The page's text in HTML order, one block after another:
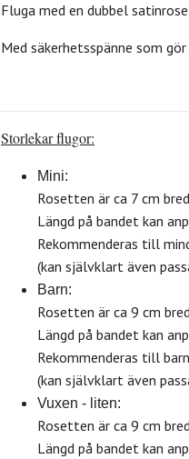
Fluga med en dubbel
Med säkerhetsspänne som
Storlekar flugor:
Mini:
Rosetten är ca 7 cm
Längd på bandet kan
Rekommenderas till
(kan självklart även
Barn:
Rosetten är ca 9 cm
Längd på bandet kan
Rekommenderas till
(kan självklart även
Vuxen - liten:
Rosetten är ca 9 cm
Längd på bandet kan